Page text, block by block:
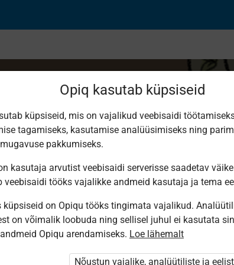
ole Opiqusse sisse logitud.
paketi
Opiq kasutab küpsiseid
küpsiseid, mis on vajalikud veebisaidi
tagamiseks, kasutamise analüüsimiseks ning
pakkumiseks.
kasutaja arvutist veebisaidi serverisse saadetav
veebisaidi tööks vajalikke andmeid kasutaja ja tema
küpsiseid on Opiqu tööks tingimata vajalikud.
on võimalik loobuda ning sellisel juhul ei kasutata
Opiqu arendamiseks. Loe lähemalt
Nõustun vajalike, analüütiliste ja